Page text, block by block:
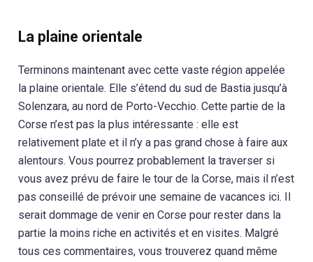
La plaine orientale
Terminons maintenant avec cette vaste région appelée
la plaine orientale. Elle s’étend du sud de Bastia jusqu’à
Solenzara, au nord de Porto-Vecchio. Cette partie de la
Corse n’est pas la plus intéressante : elle est
relativement plate et il n’y a pas grand chose à faire aux
alentours. Vous pourrez probablement la traverser si
vous avez prévu de faire le tour de la Corse, mais il n’est
pas conseillé de prévoir une semaine de vacances ici. Il
serait dommage de venir en Corse pour rester dans la
partie la moins riche en activités et en visites. Malgré
tous ces commentaires, vous trouverez quand même